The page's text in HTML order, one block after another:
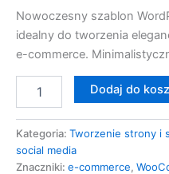
Nowoczesny szablon
idealny do tworzenia
e-commerce.
Dodaj do
Kategoria: Tworzenie strony i
social media
Znaczniki: e-commerce,